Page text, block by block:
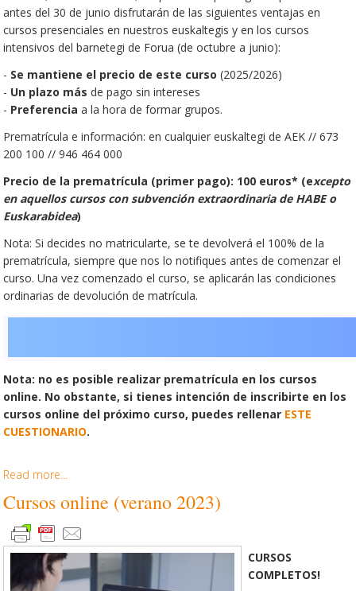
antes del 30 de junio disfrutarán de las siguientes ventajas en
cursos presenciales en nuestros euskaltegis y en los cursos
intensivos del barnetegi de Forua (de octubre a junio):
- Se mantiene el precio de este curso (2025/2026)
- Un plazo más de pago sin intereses
- Preferencia a la hora de formar grupos.
Prematrícula e información: en cualquier euskaltegi de AEK // 673
200 100 // 946 464 000
Precio de la prematrícula (primer pago): 100 euros* (excepto
en aquellos cursos con subvención extraordinaria de HABE o
Euskarabidea)
Nota: Si decides no matricularte, se te devolverá el 100% de la
prematrícula, siempre que nos lo notifiques antes de comenzar el
curso. Una vez comenzado el curso, se aplicarán las condiciones
ordinarias de devolución de matrícula.
Nota: no es posible realizar prematrícula en los cursos
online. No obstante, si tienes intención de inscribirte en los
cursos online del próximo curso, puedes rellenar ESTE
CUESTIONARIO.
Read more...
Cursos online (verano 2023)
CURSOS
COMPLETOS!